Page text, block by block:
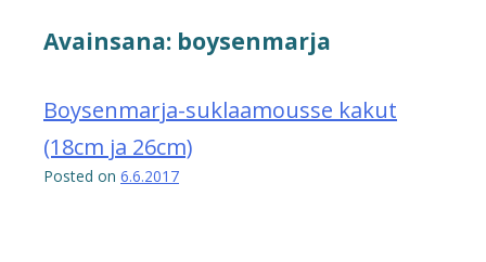
Avainsana: boysenmarja
Boysenmarja-suklaamousse kakut
(18cm ja 26cm)
Posted on 6.6.2017